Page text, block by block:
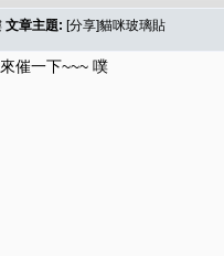
文章主題: [分享]貓咪玻璃貼
催一下~~~ 噗